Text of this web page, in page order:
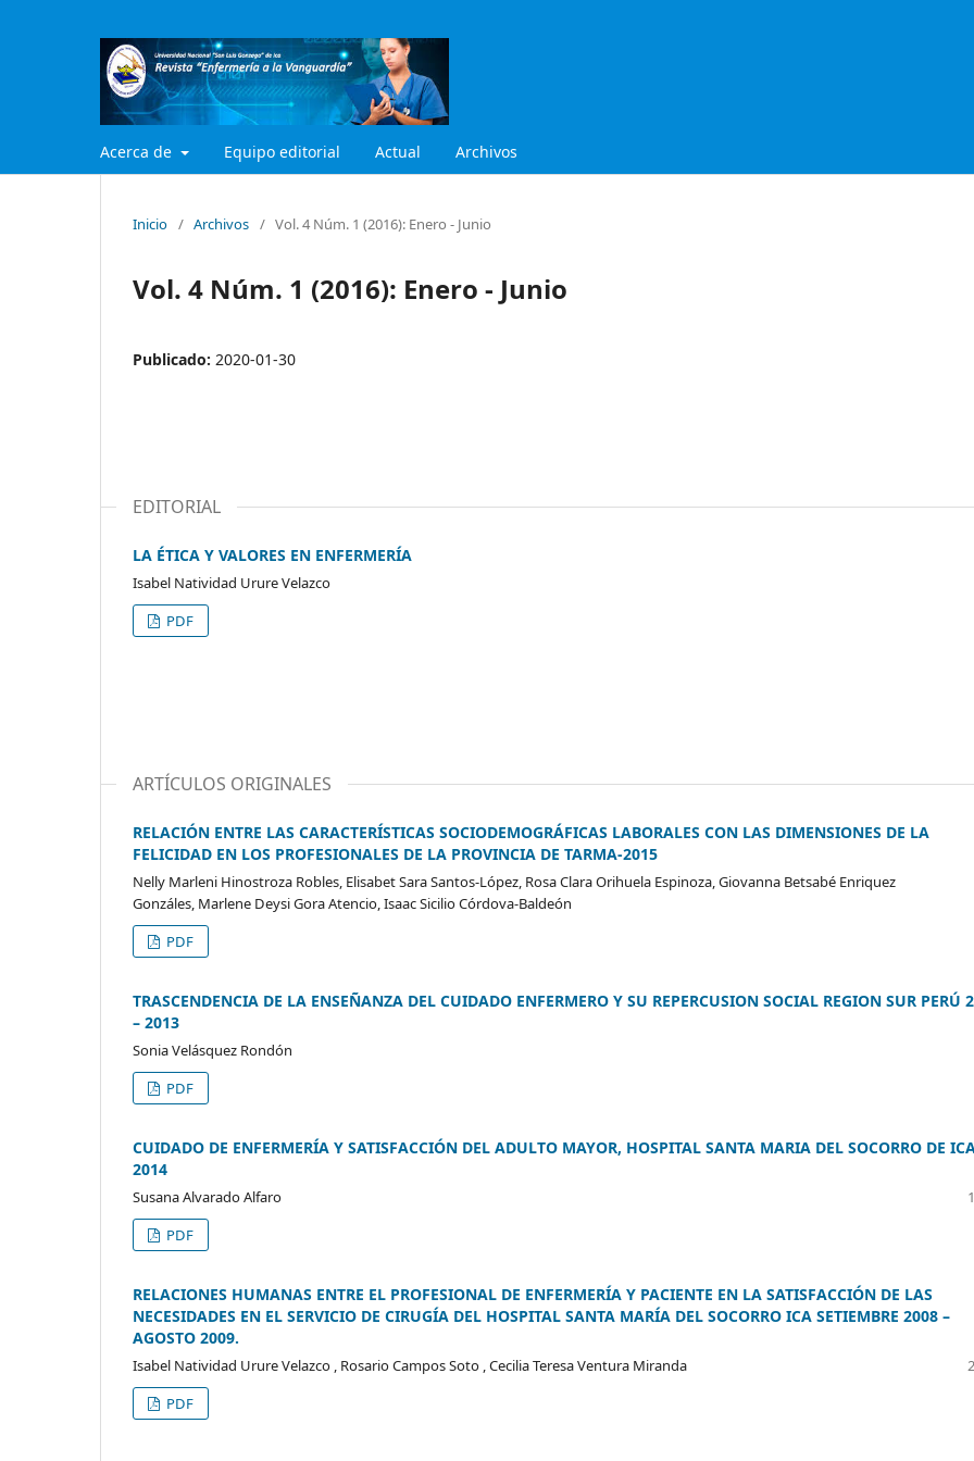
Acerca de Equipo editorial Actual Archivos
Inicio / Archivos / Vol. 4 Núm. 1 (2016): Enero - Junio
Vol. 4 Núm. 1 (2016): Enero - Junio
Publicado: 2020-01-30
EDITORIAL
LA ÉTICA Y VALORES EN ENFERMERÍA
Isabel Natividad Urure Velazco
PDF
ARTÍCULOS ORIGINALES
RELACIÓN ENTRE LAS CARACTERÍSTICAS SOCIODEMOGRÁFICAS LABORALES CON LAS DIMENSIONES DE LA
FELICIDAD EN LOS PROFESIONALES DE LA PROVINCIA DE TARMA-2015
Nelly Marleni Hinostroza Robles, Elisabet Sara Santos-López, Rosa Clara Orihuela Espinoza, Giovanna Betsabé Enriquez
Gonzáles, Marlene Deysi Gora Atencio, Isaac Sicilio Córdova-Baldeón
PDF
TRASCENDENCIA DE LA ENSEÑANZA DEL CUIDADO ENFERMERO Y SU REPERCUSION SOCIAL REGION SUR PERÚ
– 2013
Sonia Velásquez Rondón
PDF
CUIDADO DE ENFERMERÍA Y SATISFACCIÓN DEL ADULTO MAYOR, HOSPITAL SANTA MARIA DEL SOCORRO DE
2014
Susana Alvarado Alfaro
PDF
RELACIONES HUMANAS ENTRE EL PROFESIONAL DE ENFERMERÍA Y PACIENTE EN LA SATISFACCIÓN DE LAS
NECESIDADES EN EL SERVICIO DE CIRUGÍA DEL HOSPITAL SANTA MARÍA DEL SOCORRO ICA SETIEMBRE 2008 –
AGOSTO 2009.
Isabel Natividad Urure Velazco , Rosario Campos Soto , Cecilia Teresa Ventura Miranda
PDF